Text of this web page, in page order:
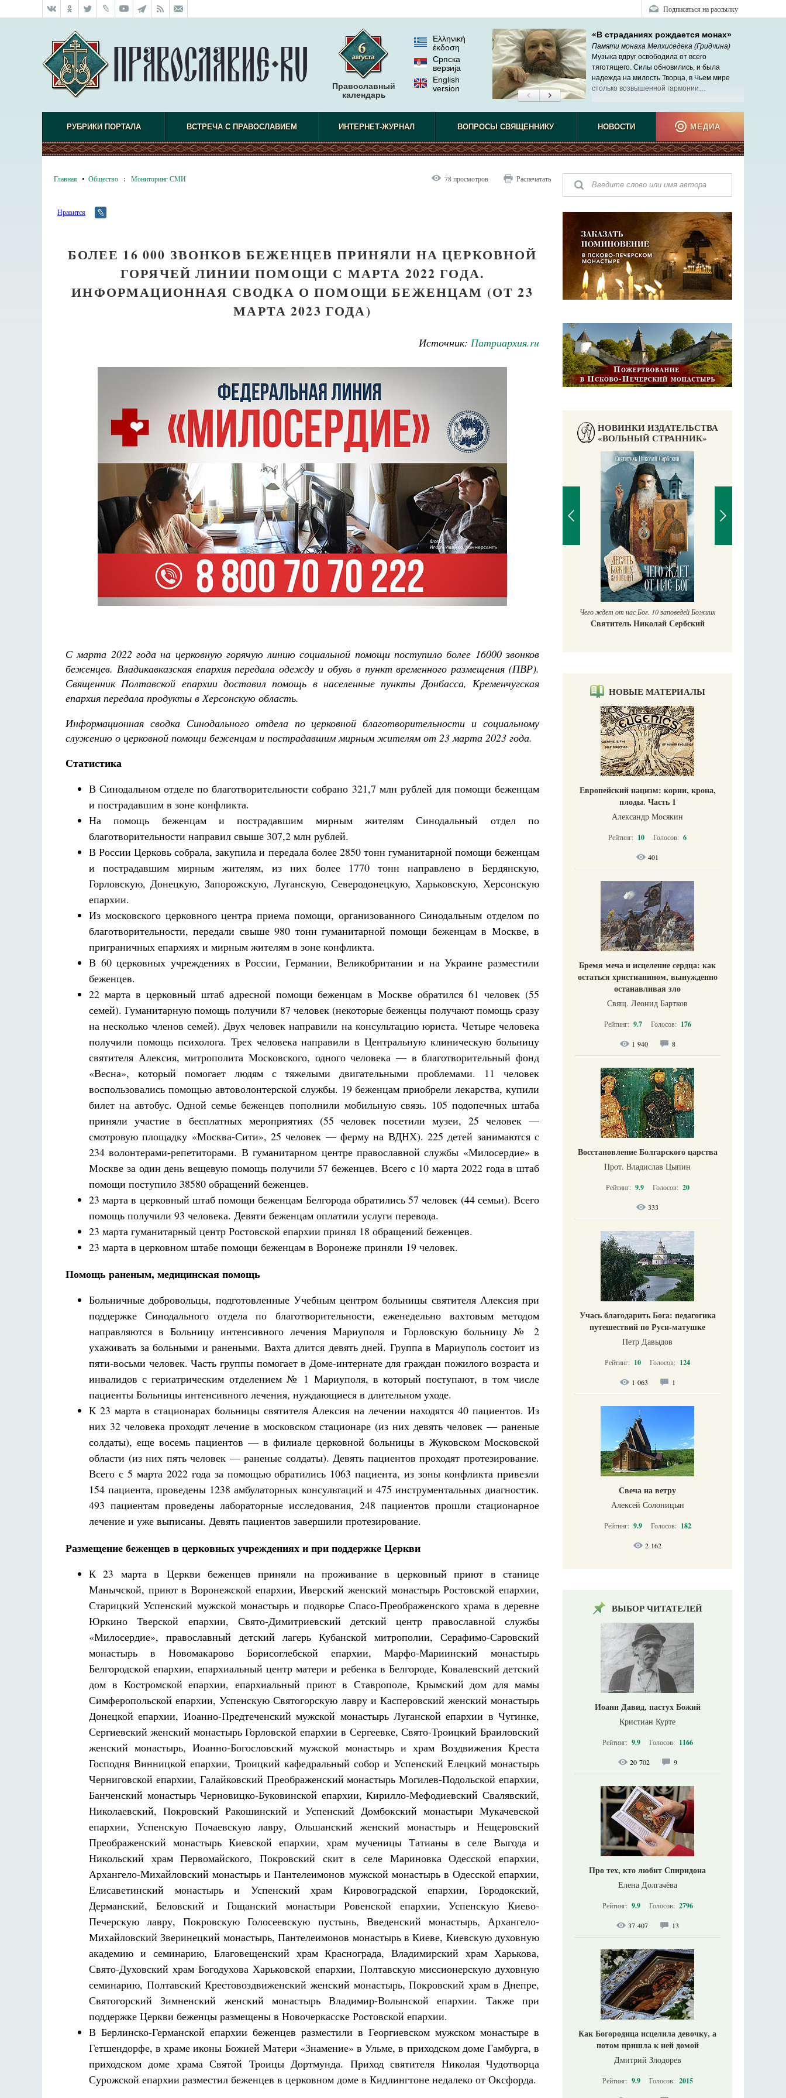
Подписаться на рассылку
Православный
календарь
Ελληνική
έκδοση
Српска
верзиjа
English
version
«В страданиях рождается монах»
Памяти монаха Мелхиседека (Гридчина)
Музыка вдруг освободила от всего
тяготящего. Силы обновились, и была
надежда на милость Творца, в Чьем мире
столько возвышенной гармонии…
РУБРИКИ ПОРТАЛА ВСТРЕЧА С ПРАВОСЛАВИЕМ ИНТЕРНЕТ-ЖУРНАЛ ВОПРОСЫ СВЯЩЕННИКУ НОВОСТИ МЕДИА
Главная Общество : Мониторинг СМИ 78 просмотров Распечатать
Нравится
БОЛЕЕ 16 000 ЗВОНКОВ БЕЖЕНЦЕВ ПРИНЯЛИ НА ЦЕРКОВНОЙ
ГОРЯЧЕЙ ЛИНИИ ПОМОЩИ С МАРТА 2022 ГОДА.
ИНФОРМАЦИОННАЯ СВОДКА О ПОМОЩИ БЕЖЕНЦАМ (ОТ 23
МАРТА 2023 ГОДА)
Источник: Патриархия.ru
С марта 2022 года на церковную горячую линию социальной помощи поступило более 16000 звонков
беженцев. Владикавказская епархия передала одежду и обувь в пункт временного размещения (ПВР).
Священник Полтавской епархии доставил помощь в населенные пункты Донбасса, Кременчугская
епархия передала продукты в Херсонскую область.
Информационная сводка Синодального отдела по церковной благотворительности и социальному
служению о церковной помощи беженцам и пострадавшим мирным жителям от 23 марта 2023 года.
Статистика
В Синодальном отделе по благотворительности собрано 321,7 млн рублей для помощи беженцам
и пострадавшим в зоне конфликта.
На помощь беженцам и пострадавшим мирным жителям Синодальный отдел по
благотворительности направил свыше 307,2 млн рублей.
В России Церковь собрала, закупила и передала более 2850 тонн гуманитарной помощи беженцам
и пострадавшим мирным жителям, из них более 1770 тонн направлено в Бердянскую,
Горловскую, Донецкую, Запорожскую, Луганскую, Северодонецкую, Харьковскую, Херсонскую
епархии.
Из московского церковного центра приема помощи, организованного Синодальным отделом по
благотворительности, передали свыше 980 тонн гуманитарной помощи беженцам в Москве, в
приграничных епархиях и мирным жителям в зоне конфликта.
В 60 церковных учреждениях в России, Германии, Великобритании и на Украине разместили
беженцев.
22 марта в церковный штаб адресной помощи беженцам в Москве обратился 61 человек (55
семей). Гуманитарную помощь получили 87 человек (некоторые беженцы получают помощь сразу
на несколько членов семей). Двух человек направили на консультацию юриста. Четыре человека
получили помощь психолога. Трех человека направили в Центральную клиническую больницу
святителя Алексия, митрополита Московского, одного человека — в благотворительный фонд
«Весна», который помогает людям с тяжелыми двигательными проблемами. 11 человек
воспользовались помощью автоволонтерской службы. 19 беженцам приобрели лекарства, купили
билет на автобус. Одной семье беженцев пополнили мобильную связь. 105 подопечных штаба
приняли участие в бесплатных мероприятиях (55 человек посетили музеи, 25 человек —
смотровую площадку «Москва-Сити», 25 человек — ферму на ВДНХ). 225 детей занимаются с
234 волонтерами-репетиторами. В гуманитарном центре православной службы «Милосердие» в
Москве за один день вещевую помощь получили 57 беженцев. Всего с 10 марта 2022 года в штаб
помощи поступило 38580 обращений беженцев.
23 марта в церковный штаб помощи беженцам Белгорода обратились 57 человек (44 семьи). Всего
помощь получили 93 человека. Девяти беженцам оплатили услуги перевода.
23 марта гуманитарный центр Ростовской епархии принял 18 обращений беженцев.
23 марта в церковном штабе помощи беженцам в Воронеже приняли 19 человек.
Помощь раненым, медицинская помощь
Больничные добровольцы, подготовленные Учебным центром больницы святителя Алексия при
поддержке Синодального отдела по благотворительности, еженедельно вахтовым методом
направляются в Больницу интенсивного лечения Мариуполя и Горловскую больницу № 2
ухаживать за больными и ранеными. Вахта длится девять дней. Группа в Мариуполь состоит из
пяти-восьми человек. Часть группы помогает в Доме-интернате для граждан пожилого возраста и
инвалидов с гериатрическим отделением № 1 Мариуполя, в который поступают, в том числе
пациенты Больницы интенсивного лечения, нуждающиеся в длительном уходе.
К 23 марта в стационарах больницы святителя Алексия на лечении находятся 40 пациентов. Из
них 32 человека проходят лечение в московском стационаре (из них девять человек — раненые
солдаты), еще восемь пациентов — в филиале церковной больницы в Жуковском Московской
области (из них пять человек — раненые солдаты). Девять пациентов проходят протезирование.
Всего с 5 марта 2022 года за помощью обратились 1063 пациента, из зоны конфликта привезли
154 пациента, проведены 1238 амбулаторных консультаций и 475 инструментальных диагностик.
493 пациентам проведены лабораторные исследования, 248 пациентов прошли стационарное
лечение и уже выписаны. Девять пациентов завершили протезирование.
Размещение беженцев в церковных учреждениях и при поддержке Церкви
К 23 марта в Церкви беженцев приняли на проживание в церковный приют в станице
Манычской, приют в Воронежской епархии, Иверский женский монастырь Ростовской епархии,
Старицкий Успенский мужской монастырь и подворье Спасо-Преображенского храма в деревне
Юркино Тверской епархии, Свято-Димитриевский детский центр православной службы
«Милосердие», православный детский лагерь Кубанской митрополии, Серафимо-Саровский
монастырь в Новомакарово Борисоглебской епархии, Марфо-Мариинский монастырь
Белгородской епархии, епархиальный центр матери и ребенка в Белгороде, Ковалевский детский
дом в Костромской епархии, епархиальный приют в Ставрополе, Крымский дом для мамы
Симферопольской епархии, Успенскую Святогорскую лавру и Касперовский женский монастырь
Донецкой епархии, Иоанно-Предтеченский мужской монастырь Луганской епархии в Чугинке,
Сергиевский женский монастырь Горловской епархии в Сергеевке, Свято-Троицкий Браиловский
женский монастырь, Иоанно-Богословский мужской монастырь и храм Воздвижения Креста
Господня Винницкой епархии, Троицкий кафедральный собор и Успенский Елецкий монастырь
Черниговской епархии, Галайковский Преображенский монастырь Могилев-Подольской епархии,
Банченский монастырь Черновицко-Буковинской епархии, Кирилло-Мефодиевский Свалявский,
Николаевский, Покровский Ракошинский и Успенский Домбокский монастыри Мукачевской
епархии, Успенскую Почаевскую лавру, Ольшанский женский монастырь и Нещеровский
Преображенский монастырь Киевской епархии, храм мученицы Татианы в селе Выгода и
Никольский храм Первомайского, Покровский скит в селе Мариновка Одесской епархии,
Архангело-Михайловский монастырь и Пантелеимонов мужской монастырь в Одесской епархии,
Елисаветинский монастырь и Успенский храм Кировоградской епархии, Городокский,
Дерманский, Беловский и Гощанский монастыри Ровенской епархии, Успенскую Киево-
Печерскую лавру, Покровскую Голосеевскую пустынь, Введенский монастырь, Архангело-
Михайловский Зверинецкий монастырь, Пантелеимонов монастырь в Киеве, Киевскую духовную
академию и семинарию, Благовещенский храм Краснограда, Владимирский храм Харькова,
Свято-Духовский храм Богодухова Харьковской епархии, Полтавскую миссионерскую духовную
семинарию, Полтавский Крестовоздвиженский женский монастырь, Покровский храм в Днепре,
Святогорский Зимненский женский монастырь Владимир-Волынской епархии. Также при
поддержке Церкви беженцы размещены в Новочеркасске Ростовской епархии.
В Берлинско-Германской епархии беженцев разместили в Георгиевском мужском монастыре в
Гетшендорфе, в храме иконы Божией Матери «Знамение» в Ульме, в приходском доме Гамбурга, в
приходском доме храма Святой Троицы Дортмунда. Приход святителя Николая Чудотворца
Сурожской епархии разместил беженцев в церковном доме в Кидлингтоне недалеко от Оксфорда.
НОВИНКИ ИЗДАТЕЛЬСТВА
«ВОЛЬНЫЙ СТРАННИК»
Разлуки не будет
Великомученик Георгий Победоносец. Научись у
святого
Роман Котов Чего ждет от нас Бог. 10 заповедей Божиих
Святитель Николай Сербский
НОВЫЕ МАТЕРИАЛЫ
Европейский нацизм: корни, крона,
плоды. Часть 1
Александр Мосякин
Рейтинг: 10 Голосов: 6
401
Бремя меча и исцеление сердца: как
остаться христианином, вынужденно
останавливая зло
Свящ. Леонид Бартков
Рейтинг: 9.7 Голосов: 176
1 940 8
Восстановление Болгарского царства
Прот. Владислав Цыпин
Рейтинг: 9.9 Голосов: 20
333
Учась благодарить Бога: педагогика
путешествий по Руси-матушке
Петр Давыдов
Рейтинг: 10 Голосов: 124
1 063 1
Свеча на ветру
Алексей Солоницын
Рейтинг: 9.9 Голосов: 182
2 162
ВЫБОР ЧИТАТЕЛЕЙ
Иоанн Давид, пастух Божий
Кристиан Курте
Рейтинг: 9.9 Голосов: 1166
20 702 9
Про тех, кто любит Спиридона
Елена Долгачёва
Рейтинг: 9.9 Голосов: 2796
37 407 13
Как Богородица исцелила девочку, а
потом пришла к ней домой
Дмитрий Злодорев
Рейтинг: 9.9 Голосов: 2015